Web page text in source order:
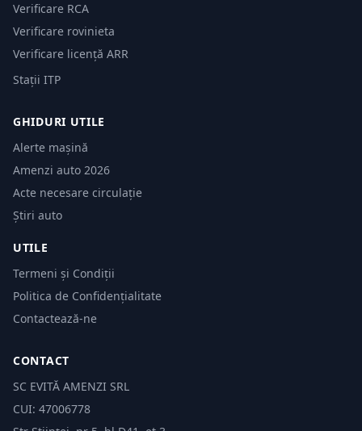
Verificare RCA
Verificare rovinieta
Verificare licență ARR
Stații ITP
GHIDURI UTILE
Alerte mașină
Amenzi auto 2026
Acte necesare circulație
Știri auto
UTILE
Termeni și Condiții
Politica de Confidențialitate
Contactează-ne
CONTACT
SC EVITĂ AMENZI SRL
CUI: 47006778